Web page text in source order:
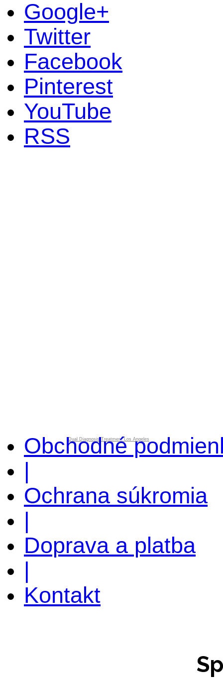
Google+
Twitter
Facebook
Pinterest
YouTube
RSS
Dual Diagnosis Treatment Los Angeles
Obchodné
Ochrana súkromia
Doprava a platba
Kontakt